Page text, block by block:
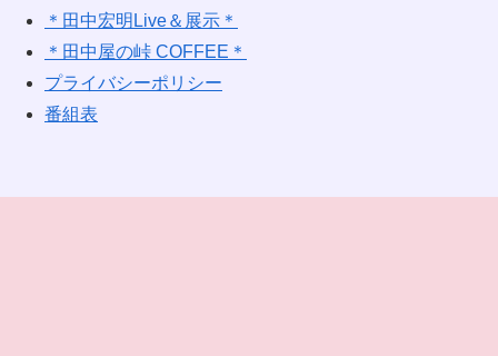
＊田中宏明Live＆展示＊
＊田中屋の峠 COFFEE＊
プライバシーポリシー
番組表